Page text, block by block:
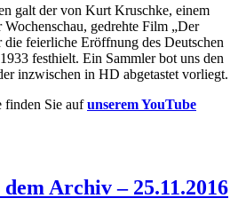
galt der von Kurt Kruschke, einem
Wochenschau, gedrehte Film „Der
die feierliche Eröffnung des Deutschen
festhielt. Ein Sammler bot uns den
inzwischen in HD abgetastet vorliegt.
finden Sie aufunserem YouTube
Archiv – 25.11.2016